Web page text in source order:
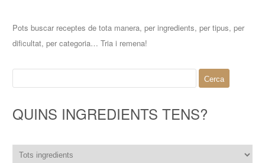
Pots buscar receptes de tota manera, per ingredients, per tipus, per
dificultat, per categoria… Tria i remena!
QUINS INGREDIENTS TENS?